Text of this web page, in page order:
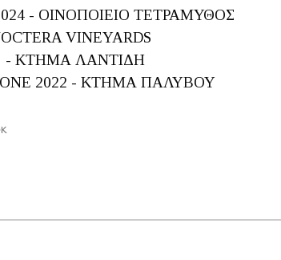
- ΟΙΝΟΠΟΙΕΙΟ ΤΕΤΡΑΜΥΘΟΣ
VINEYARDS
- ΚΤΗΜΑ ΛΑΝΤΙΔΗ
2022 - ΚΤΗΜΑ ΠΑΛΥΒΟΥ